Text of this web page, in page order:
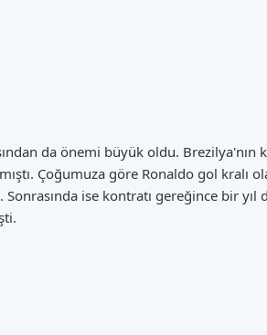
da önemi büyük oldu. Brezilya'nın
Çoğumuza göre Ronaldo gol kralı
ise kontratı gereğince bir yıl